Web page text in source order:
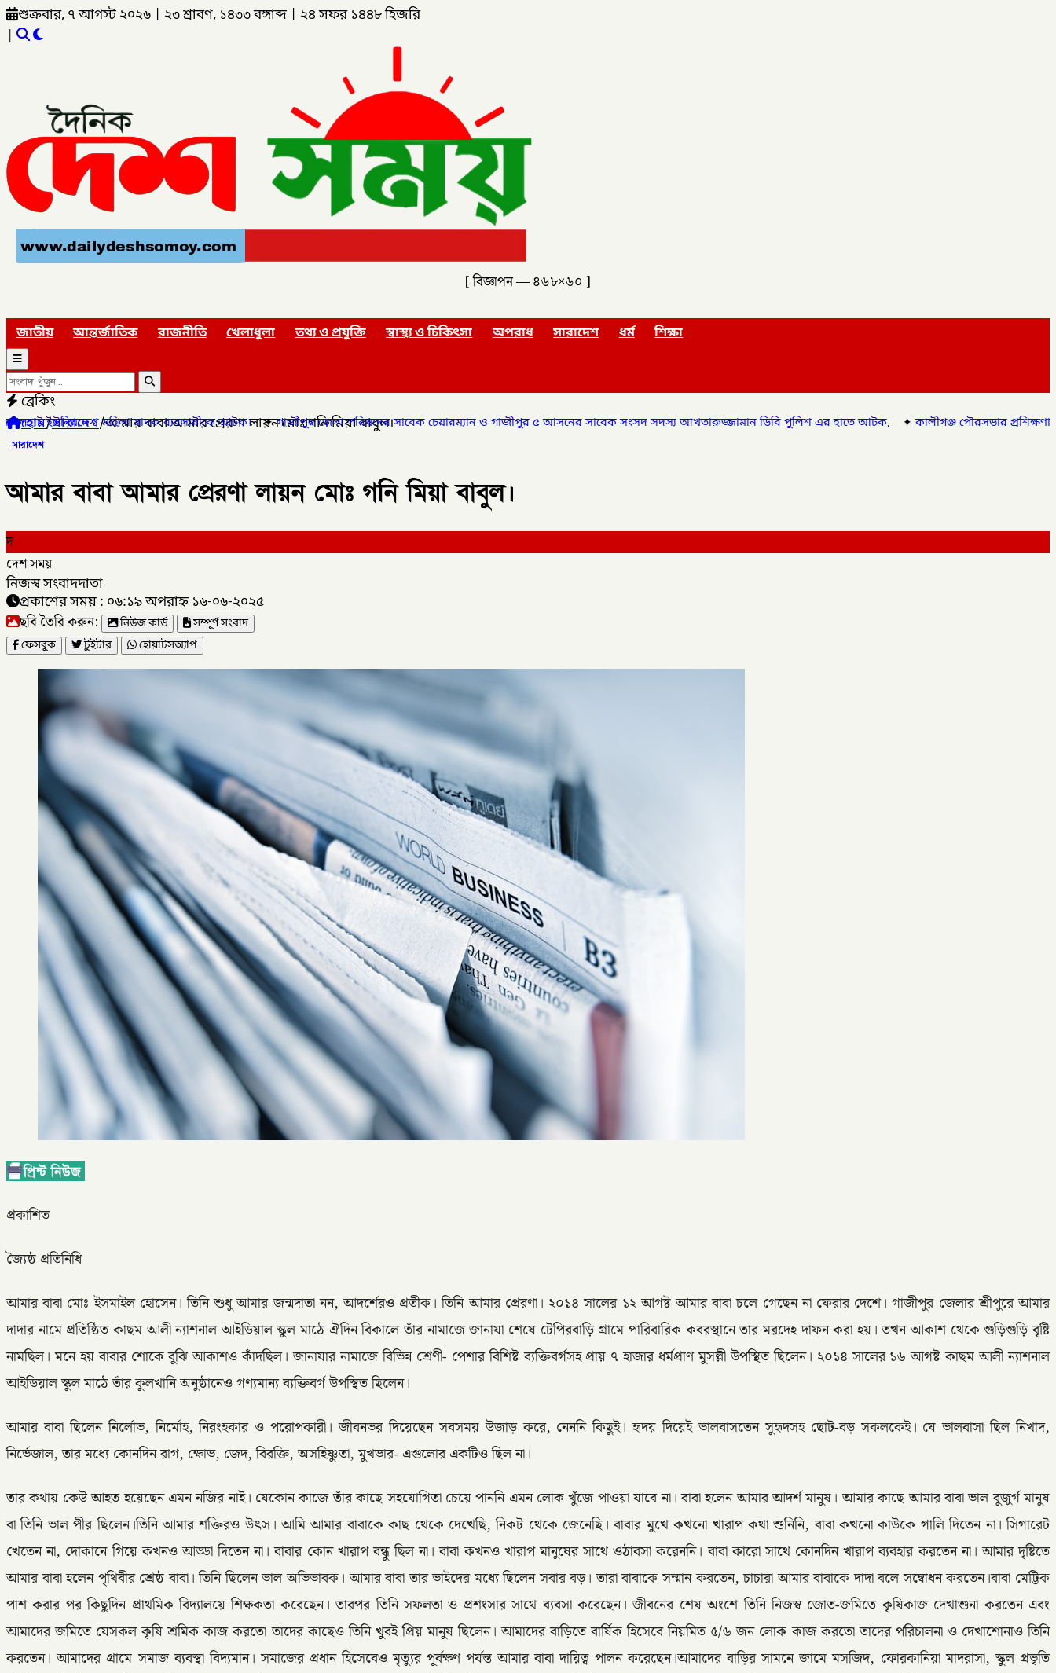
শুক্রবার, ৭ আগস্ট ২০২৬ ২৩ শ্রাবণ, ১৪৩৩ বঙ্গাব্দ ২৪ সফর ১৪৪৮ হিজরি
|
[ বিজ্ঞাপন — ৪৬৮×৬০ ]
জাতীয় আন্তর্জাতিক রাজনীতি খেলাধুলা তথ্য ও প্রযুক্তি স্বাস্থ্য ও চিকিৎসা অপরাধ সারাদেশ ধর্ম শিক্ষা
ব্রেকিং
ব্যবসায়ীকে আটক।✦গাজীপুর জেলা পরিষদের সাবেক চেয়ারম্যান ও গাজীপুর ৫ আসনের সাবেক সংসদ সদস্য আখতারুজ্জামান ডিবি পুলিশ এর হাতে আটক,✦কালীগঞ্জ পৌরসভার প্রশিক্ষণার্থীদের মাঝে যাতায়াত ভাতা ও
হোম/সারাদেশ/আমার বাবা আমার প্রেরণা লায়ন মোঃ গনি মিয়া বাবুল।
সারাদেশ
আমার বাবা আমার প্রেরণা লায়ন মোঃ গনি মিয়া বাবুল।
দ
দেশ সময়
নিজস্ব সংবাদদাতা
প্রকাশের সময় : ০৬:১৯ অপরাহ্ন ১৬-০৬-২০২৫
ছবি তৈরি করুন: নিউজ কার্ড
সম্পূর্ণ সংবাদ
ফেসবুক
টুইটার হোয়াটসঅ্যাপ
প্রকাশিত
জ্যৈষ্ঠ প্রতিনিধি
আমার বাবা মোঃ ইসমাইল হোসেন। তিনি শুধু আমার জন্মদাতা নন, আদর্শেরও প্রতীক। তিনি আমার প্রেরণা। ২০১৪ সালের ১২ আগষ্ট আমার বাবা চলে গেছেন না ফেরার দেশে। গাজীপুর জেলার শ্রীপুরে আমার
দাদার নামে প্রতিষ্ঠিত কাছম আলী ন্যাশনাল আইডিয়াল স্কুল মাঠে ঐদিন বিকালে তাঁর নামাজে জানাযা শেষে টেপিরবাড়ি গ্রামে পারিবারিক কবরস্থানে তার মরদেহ দাফন করা হয়। তখন আকাশ থেকে গুড়িগুড়ি বৃষ্টি
নামছিল। মনে হয় বাবার শোকে বুঝি আকাশও কাঁদছিল। জানাযার নামাজে বিভিন্ন শ্রেণী- পেশার বিশিষ্ট ব্যক্তিবর্গসহ প্রায় ৭ হাজার ধর্মপ্রাণ মুসল্লী উপস্থিত ছিলেন। ২০১৪ সালের ১৬ আগষ্ট কাছম আলী ন্যাশনাল
আইডিয়াল স্কুল মাঠে তাঁর কুলখানি অনুষ্ঠানেও গণ্যমান্য ব্যক্তিবর্গ উপস্থিত ছিলেন।
আমার বাবা ছিলেন নির্লোভ, নির্মোহ, নিরংহকার ও পরোপকারী। জীবনভর দিয়েছেন সবসময় উজাড় করে, নেননি কিছুই। হৃদয় দিয়েই ভালবাসতেন সুহৃদসহ ছোট-বড় সকলকেই। যে ভালবাসা ছিল নিখাদ,
নির্ভেজাল, তার মধ্যে কোনদিন রাগ, ক্ষোভ, জেদ, বিরক্তি, অসহিষ্ণুতা, মুখভার- এগুলোর একটিও ছিল না।
তার কথায় কেউ আহত হয়েছেন এমন নজির নাই। যেকোন কাজে তাঁর কাছে সহযোগিতা চেয়ে পাননি এমন লোক খুঁজে পাওয়া যাবে না। বাবা হলেন আমার আদর্শ মানুষ। আমার কাছে আমার বাবা ভাল বুজুর্গ মানুষ
বা তিনি ভাল পীর ছিলেন।তিনি আমার শক্তিরও উৎস। আমি আমার বাবাকে কাছ থেকে দেখেছি, নিকট থেকে জেনেছি। বাবার মুখে কখনো খারাপ কথা শুনিনি, বাবা কখনো কাউকে গালি দিতেন না। সিগারেট
খেতেন না, দোকানে গিয়ে কখনও আড্ডা দিতেন না। বাবার কোন খারাপ বন্ধু ছিল না। বাবা কখনও খারাপ মানুষের সাথে ওঠাবসা করেননি। বাবা কারো সাথে কোনদিন খারাপ ব্যবহার করতেন না। আমার দৃষ্টিতে
আমার বাবা হলেন পৃথিবীর শ্রেষ্ঠ বাবা। তিনি ছিলেন ভাল অভিভাবক। আমার বাবা তার ভাইদের মধ্যে ছিলেন সবার বড়। তারা বাবাকে সম্মান করতেন, চাচারা আমার বাবাকে দাদা বলে সম্বোধন করতেন।বাবা মেট্টিক
পাশ করার পর কিছুদিন প্রাথমিক বিদ্যালয়ে শিক্ষকতা করেছেন। তারপর তিনি সফলতা ও প্রশংসার সাথে ব্যবসা করেছেন। জীবনের শেষ অংশে তিনি নিজস্ব জোত-জমিতে কৃষিকাজ দেখাশুনা করতেন এবং
আমাদের জমিতে যেসকল কৃষি শ্রমিক কাজ করতো তাদের কাছেও তিনি খুবই প্রিয় মানুষ ছিলেন। আমাদের বাড়িতে বার্ষিক হিসেবে নিয়মিত ৫/৬ জন লোক কাজ করতো তাদের পরিচালনা ও দেখাশোনাও তিনি
করতেন। আমাদের গ্রামে সমাজ ব্যবস্থা বিদ্যমান। সমাজের প্রধান হিসেবেও মৃত্যুর পূর্বক্ষণ পর্যন্ত আমার বাবা দায়িত্ব পালন করেছেন।আমাদের বাড়ির সামনে জামে মসজিদ, ফোরকানিয়া মাদরাসা, স্কুল প্রভৃতি